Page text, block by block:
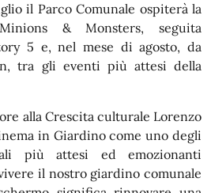
il Parco Comunale ospiterà la
& Monsters, seguita
5 e, nel mese di agosto, da
tra gli eventi più attesi della
alla Crescita culturale Lorenzo
in Giardino come uno degli
più attesi ed emozionanti
il nostro giardino comunale